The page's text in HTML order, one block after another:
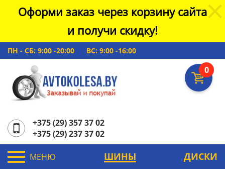
Оформи заказ через корзину сайта
и получи скидку!
ПН - СБ: 9:00 -20:00 ВС: 9:00 -16:00
0
+375 (29) 357 37 02
+375 (29) 237 37 02
МЕНЮ ШИНЫ ДИСКИ